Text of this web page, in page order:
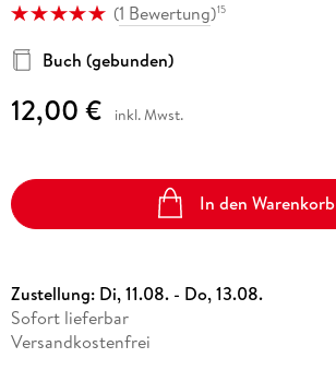
(1 Bewertung)15
Buch (gebunden)
12,00 € inkl. Mwst.
In den Warenkorb
Zustellung: Di, 11.08. - Do, 13.08.
Sofort lieferbar
Versandkostenfrei